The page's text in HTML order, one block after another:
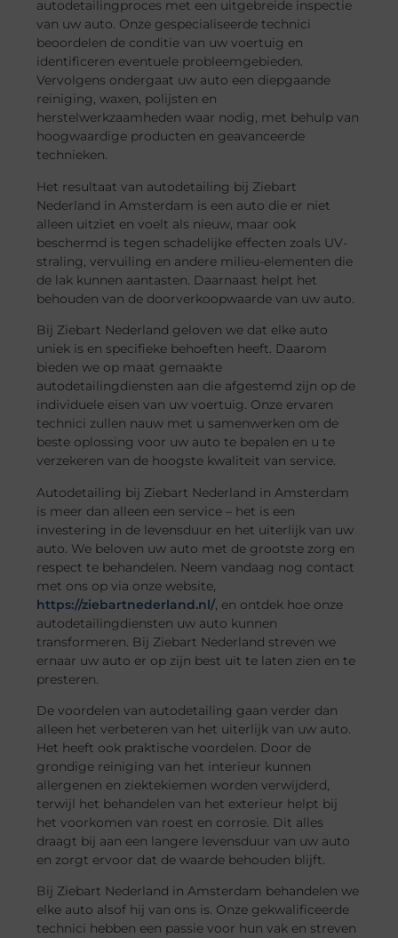
autodetailingproces met een uitgebreide inspectie
van uw auto. Onze gespecialiseerde technici
beoordelen de conditie van uw voertuig en
identificeren eventuele probleemgebieden.
Vervolgens ondergaat uw auto een diepgaande
reiniging, waxen, polijsten en
herstelwerkzaamheden waar nodig, met behulp van
hoogwaardige producten en geavanceerde
technieken.
Het resultaat van autodetailing bij Ziebart
Nederland in Amsterdam is een auto die er niet
alleen uitziet en voelt als nieuw, maar ook
beschermd is tegen schadelijke effecten zoals UV-
straling, vervuiling en andere milieu-elementen die
de lak kunnen aantasten. Daarnaast helpt het
behouden van de doorverkoopwaarde van uw auto.
Bij Ziebart Nederland geloven we dat elke auto
uniek is en specifieke behoeften heeft. Daarom
bieden we op maat gemaakte
autodetailingdiensten aan die afgestemd zijn op de
individuele eisen van uw voertuig. Onze ervaren
technici zullen nauw met u samenwerken om de
beste oplossing voor uw auto te bepalen en u te
verzekeren van de hoogste kwaliteit van service.
Autodetailing bij Ziebart Nederland in Amsterdam
is meer dan alleen een service – het is een
investering in de levensduur en het uiterlijk van uw
auto. We beloven uw auto met de grootste zorg en
respect te behandelen. Neem vandaag nog contact
met ons op via onze website,
https://ziebartnederland.nl/, en ontdek hoe onze
autodetailingdiensten uw auto kunnen
transformeren. Bij Ziebart Nederland streven we
ernaar uw auto er op zijn best uit te laten zien en te
presteren.
De voordelen van autodetailing gaan verder dan
alleen het verbeteren van het uiterlijk van uw auto.
Het heeft ook praktische voordelen. Door de
grondige reiniging van het interieur kunnen
allergenen en ziektekiemen worden verwijderd,
terwijl het behandelen van het exterieur helpt bij
het voorkomen van roest en corrosie. Dit alles
draagt bij aan een langere levensduur van uw auto
en zorgt ervoor dat de waarde behouden blijft.
Bij Ziebart Nederland in Amsterdam behandelen we
elke auto alsof hij van ons is. Onze gekwalificeerde
technici hebben een passie voor hun vak en streven